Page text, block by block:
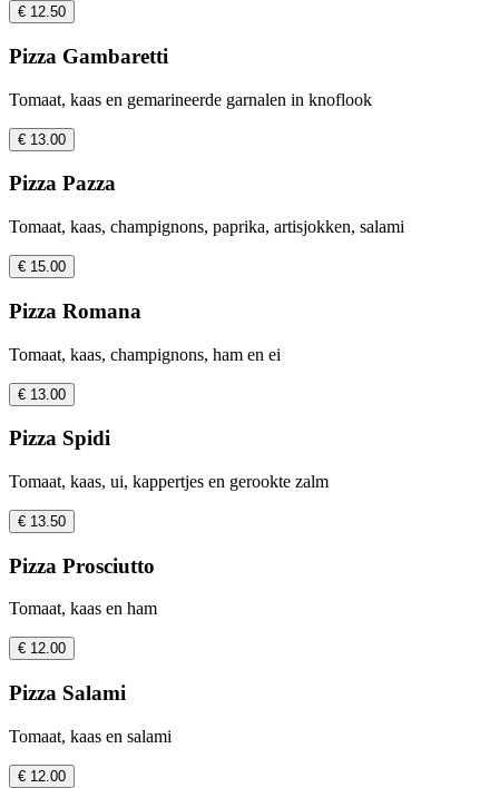
€ 12.50
Pizza Gambaretti
Tomaat, kaas en gemarineerde garnalen in knoflook
€ 13.00
Pizza Pazza
Tomaat, kaas, champignons, paprika, artisjokken, salami
€ 15.00
Pizza Romana
Tomaat, kaas, champignons, ham en ei
€ 13.00
Pizza Spidi
Tomaat, kaas, ui, kappertjes en gerookte zalm
€ 13.50
Pizza Prosciutto
Tomaat, kaas en ham
€ 12.00
Pizza Salami
Tomaat, kaas en salami
€ 12.00